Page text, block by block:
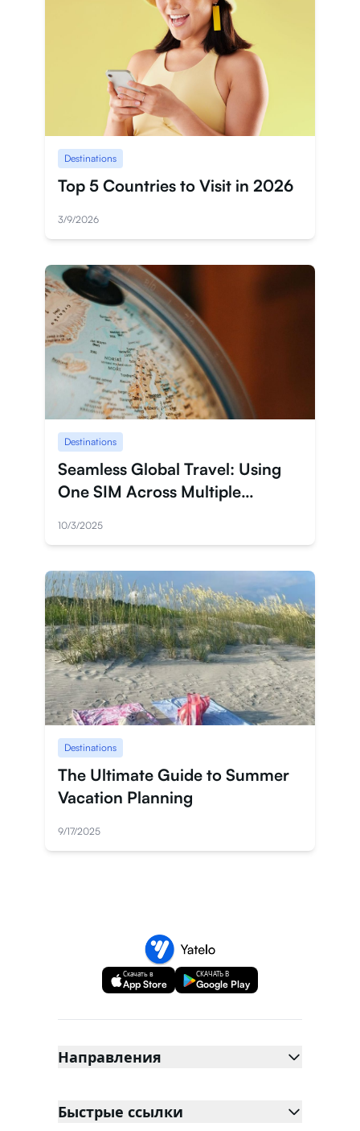
Destinations
Top 5 Countries to Visit in 2026
3/9/2026
Destinations
Seamless Global Travel: Using
One SIM Across Multiple
10/3/2025
Destinations
The Ultimate Guide to Summer
Vacation Planning
9/17/2025
Скачать в
App Store
СКАЧАТЬ В
Google Play
Направления
Быстрые ссылки